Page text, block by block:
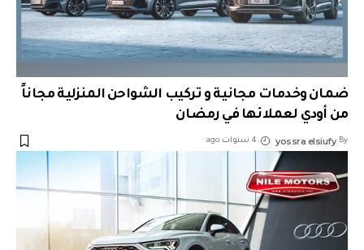
ضمان وخدمات مجانية و تركيب الشواحن المنزلية مجاناً
من أودي لعملائها في رمضان
By
yossra elsiufy 4 سنوات ago